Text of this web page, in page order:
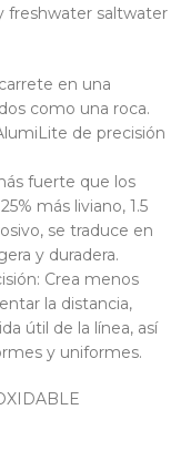
freshwater saltwater
en una
como una roca.
de precisión
fuerte que los
más liviano, 1.5
se traduce en
y duradera.
Crea menos
la distancia,
útil de la línea, así
y uniformes.